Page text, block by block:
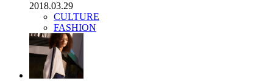
2018.03.29
CULTURE
FASHION